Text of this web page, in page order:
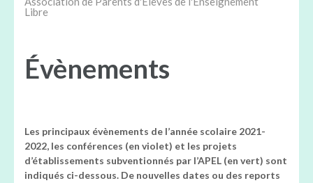
Libre
Évènements
Les principaux évènements de l’année scolaire 2021-
2022, les conférences (en violet) et les projets
d’établissements subventionnés par l’APEL (en vert) sont
indiqués ci-dessous. De nouvelles dates ou des reports